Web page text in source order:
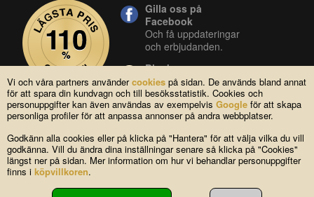
Vi och våra partners användercookies på sidan. De används bland annat
för att spara din kundvagn och till besöksstatistik. Cookies och
personuppgifter kan även användas av exempelvis Google för att skapa
personliga profiler för att anpassa annonser på andra webbplatser.
Godkänn alla cookies eller på klicka på "Hantera" för att välja vilka du vill
godkänna. Vill du ändra dina inställningar senare så klicka på "Cookies"
längst ner på sidan. Mer information om hur vi behandlar personuppgifter
finns i köpvillkoren.
Gilla oss på
Facebook
Och få uppdateringar
och erbjudanden.
Blocket
Vår butik på blocket.
YouTube
Se våra produkter live
Copyright © 2004-2026 Lagsidan AB
FAQ|Om oss|Köpvillkor|Cookies |Kontakta oss